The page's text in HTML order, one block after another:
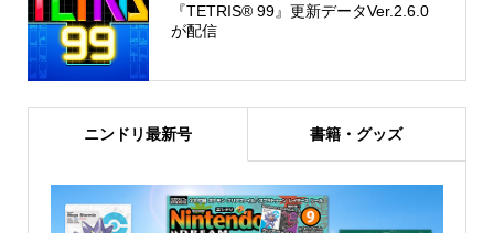
『TETRIS® 99』更新データVer.2.6.0
が配信
ニンドリ最新号 書籍・グッズ